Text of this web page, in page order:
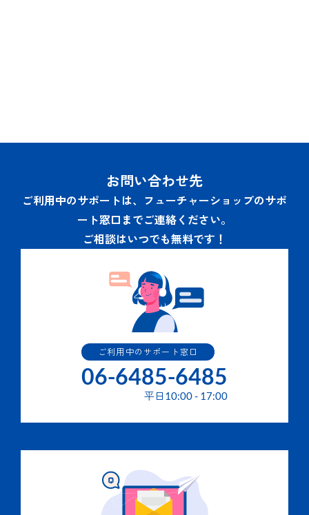
お問い合わせ先
ご利用中のサポートは、フューチャーショップのサポ
ート窓口までご連絡ください。
ご相談はいつでも無料です！
ご利用中のサポート窓口
06-6485-6485
平日 10:00- 17:00